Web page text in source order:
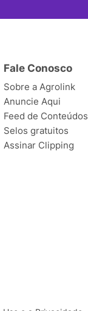
Fale Conosco
Sobre a Agrolink
Anuncie Aqui
Feed de Conteúdos
Selos gratuitos
Assinar Clipping